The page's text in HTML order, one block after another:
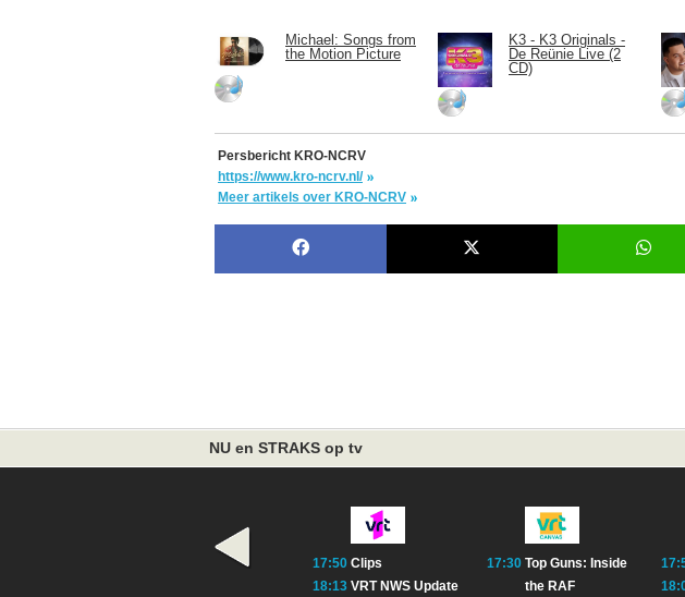
Michael: Songs from
the Motion Picture
K3 - K3 Originals -
De Reünie Live (2
CD)
Persbericht KRO-NCRV
https://www.kro-ncrv.nl/
Meer artikels over KRO-NCRV
NU en STRAKS op tv
17:50 Clips
18:13 VRT NWS Update
17:30 Top Guns: Inside
the RAF